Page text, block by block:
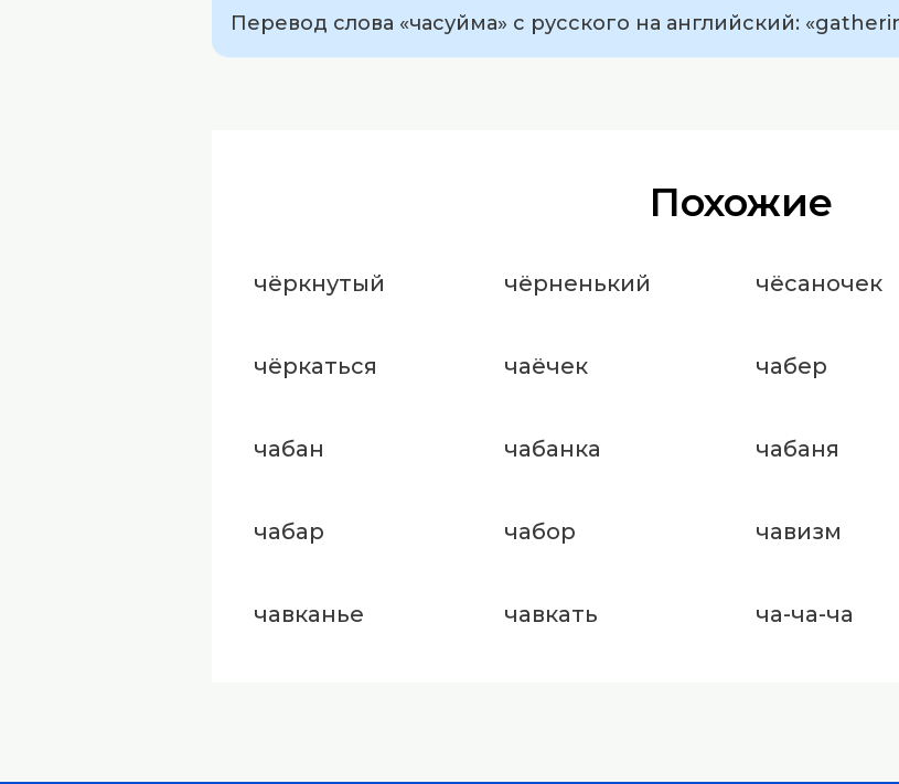
Перевод слова «часуйма» с русского на английский:
Похожие
чёркнутый чёрненький чёсаночек
чёркаться чаёчек чабер
чабан чабанка чабаня
чабар чабор чавизм
чавканье чавкать ча-ча-ча